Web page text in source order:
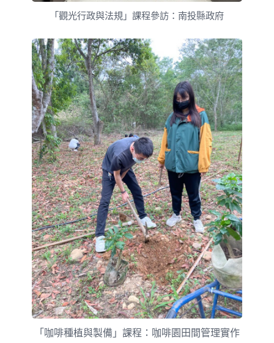
「觀光行政與法規」課程參訪：南投縣政府
「咖啡種植與製備」課程：咖啡園田間管理實作